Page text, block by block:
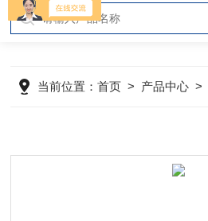
当前位置：首页 > 产品中心